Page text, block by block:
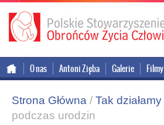
version
O nas Antoni Zięba Galerie Filmy
Strona Główna / Tak działamy
podczas urodzin